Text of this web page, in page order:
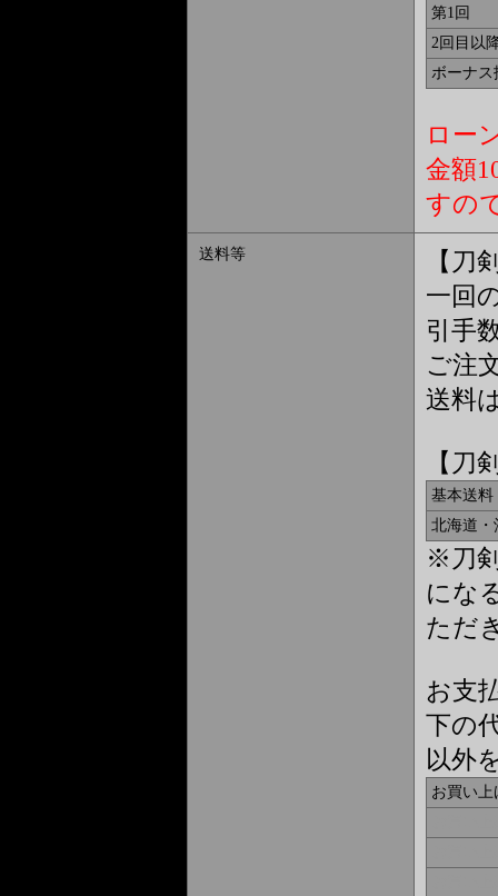
第1回
2回目以
ボーナス
ロー
金額
すの
送料等
【刀
一回
引手
ご注
送料
【刀
基本送料
北海道・
※刀
にな
ただ
お支
下の
以外
お買い上